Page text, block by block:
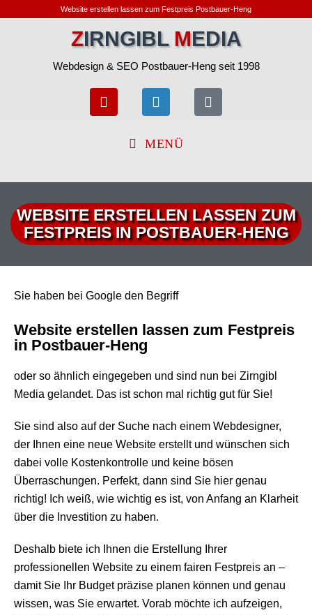
Website erstellen lassen zum Festpreis Postbauer-Heng
ZIRNGIBL MEDIA
Webdesign & SEO Postbauer-Heng seit 1998
MENÜ
WEBSITE ERSTELLEN LASSEN ZUM
FESTPREIS IN POSTBAUER-HENG
Sie haben bei Google den Begriff
Website erstellen lassen zum Festpreis
in Postbauer-Heng
oder so ähnlich eingegeben und sind nun bei Zirngibl
Media gelandet. Das ist schon mal richtig gut für Sie!
Sie sind also auf der Suche nach einem Webdesigner,
der Ihnen eine neue Website erstellt und wünschen sich
dabei volle Kostenkontrolle und keine bösen
Überraschungen. Perfekt, dann sind Sie hier genau
richtig! Ich weiß, wie wichtig es ist, von Anfang an Klarheit
über die Investition zu haben.
Deshalb biete ich Ihnen die Erstellung Ihrer
professionellen Website zu einem fairen Festpreis an –
damit Sie Ihr Budget präzise planen können und genau
wissen, was Sie erwartet. Vorab möchte ich aufzeigen,